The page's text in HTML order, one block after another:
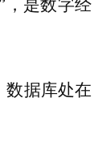
据库处在